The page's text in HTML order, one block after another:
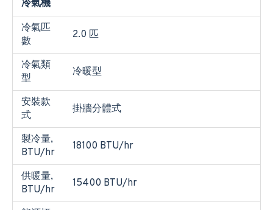
冷氣機
冷氣匹
數
2.0 匹
冷氣類
型
冷暖型
安裝款
式
掛牆分體式
製冷量,
BTU/hr
18100 BTU/hr
供暖量,
BTU/hr
15400 BTU/hr